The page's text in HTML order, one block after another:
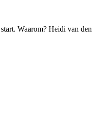
Waarom? Heidi van den